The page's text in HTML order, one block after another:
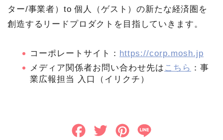
ター/事業者）to 個人（ゲスト）の新たな経済圏を
創造するリードプロダクトを目指していきます。
コーポレートサイト： https://corp.mosh.jp
メディア関係者お問い合わせ先は こちら ：事
業広報担当 入口（イリクチ）